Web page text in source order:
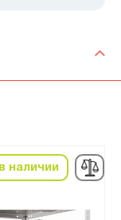
в наличии